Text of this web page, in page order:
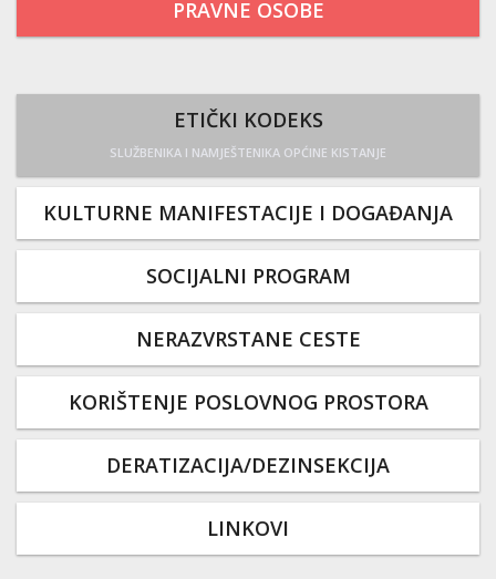
PRAVNE OSOBE
ETIČKI KODEKS
SLUŽBENIKA I NAMJEŠTENIKA OPĆINE KISTANJE
KULTURNE MANIFESTACIJE I DOGAĐANJA
SOCIJALNI PROGRAM
NERAZVRSTANE CESTE
KORIŠTENJE POSLOVNOG PROSTORA
DERATIZACIJA/DEZINSEKCIJA
LINKOVI